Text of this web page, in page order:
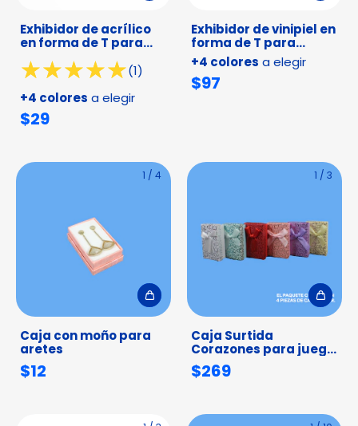
Exhibidor de acrílico
en forma de T para
(1)
+4 colores a elegir
$29
Exhibidor de vinipiel en
forma de T para
aretes
+4 colores a elegir
$97
1 / 4
Caja con moño para
aretes
$12
1 / 3
Caja Surtida
Corazones para juego
collar y broquel -
Paquete 24pz
$269